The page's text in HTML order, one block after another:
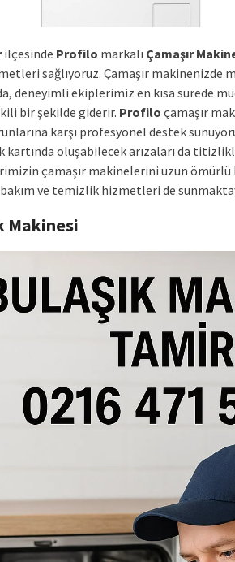
ilçesinde Profilo markalı Çamaşır
sağlıyoruz. Çamaşır makinenizde
deneyimli ekiplerimiz en kısa sürede
bir şekilde giderir. Profilo çamaşır
karşı profesyonel destek
oluşabilecek arızaları da
çamaşır makinelerini uzun
ve temizlik hizmetleri de
Makinesi